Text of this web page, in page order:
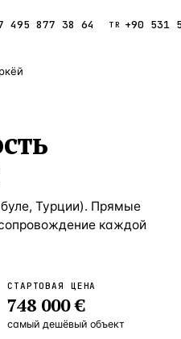
495 877 38 64 TR +90 531
3 906
Россия · 3
, Турции). Прямые
каждой
СТАРТОВАЯ ЦЕНА
748 000 €
самый дешёвый объект